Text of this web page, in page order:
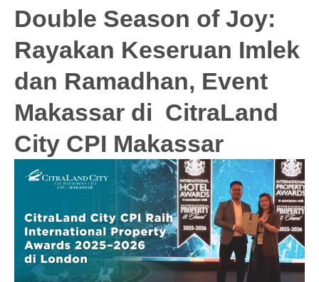
Double Season of Joy:
Rayakan Keseruan Imlek
dan Ramadhan, Event
Makassar di CitraLand
City CPI Makassar